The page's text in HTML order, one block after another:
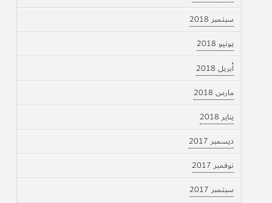
سبتمبر 2018
يونيو 2018
أبريل 2018
مارس 2018
يناير 2018
ديسمبر 2017
نوفمبر 2017
سبتمبر 2017